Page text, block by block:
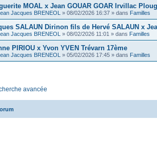
MOAL x Jean GOUAR GOAR Irvillac
Jacques BRENEOL » 08/02/2026 16:37 » dans Familles
SALAUN Dirinon fils de Hervé SALAUN x
Jacques BRENEOL » 08/02/2026 11:01 » dans Familles
PIRIOU x Yvon YVEN Trévarn 17ème
Jacques BRENEOL » 05/02/2026 17:45 » dans Familles
avancée